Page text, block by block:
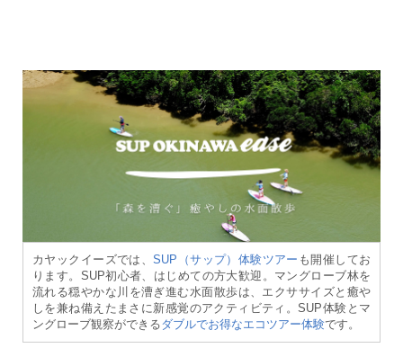
カヤックイーズでは、SUP（サップ）体験ツアー も開催してお
ります。SUP初心者、はじめての方大歓迎。マングローブ林を
流れる穏やかな川を漕ぎ進む水面散歩は、エクササイズと癒や
しを兼ね備えたまさに新感覚のアクティビティ。SUP体験とマ
ングローブ観察ができるダブルでお得なエコツアー体験です。